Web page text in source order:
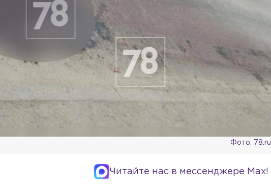
Фото: 78.ru
Читайте нас в мессенджере Max!